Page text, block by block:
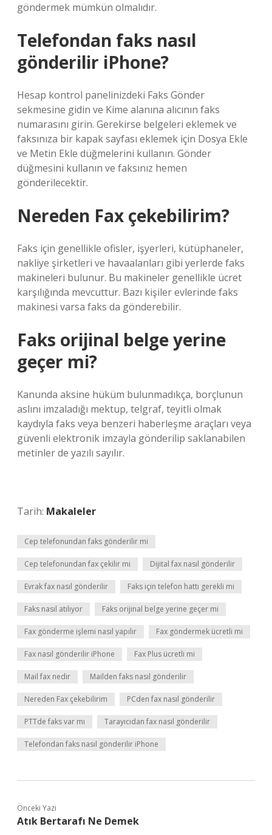
göndermek mümkün olmalıdır.
Telefondan faks nasıl
gönderilir iPhone?
Hesap kontrol panelinizdeki Faks Gönder
sekmesine gidin ve Kime alanına alıcının faks
numarasını girin. Gerekirse belgeleri eklemek ve
faksınıza bir kapak sayfası eklemek için Dosya Ekle
ve Metin Ekle düğmelerini kullanın. Gönder
düğmesini kullanın ve faksınız hemen
gönderilecektir.
Nereden Fax çekebilirim?
Faks için genellikle ofisler, işyerleri, kütüphaneler,
nakliye şirketleri ve havaalanları gibi yerlerde faks
makineleri bulunur. Bu makineler genellikle ücret
karşılığında mevcuttur. Bazı kişiler evlerinde faks
makinesi varsa faks da gönderebilir.
Faks orijinal belge yerine
geçer mi?
Kanunda aksine hüküm bulunmadıkça, borçlunun
aslını imzaladığı mektup, telgraf, teyitli olmak
kaydıyla faks veya benzeri haberleşme araçları veya
güvenli elektronik imzayla gönderilip saklanabilen
metinler de yazılı sayılır.
Tarih: Makaleler
Cep telefonundan faks gönderilir mi
Cep telefonundan fax çekilir mi Dijital fax nasıl gönderilir
Evrak fax nasıl gönderilir Faks için telefon hattı gerekli mi
Faks nasıl atılıyor Faks orijinal belge yerine geçer mi
Fax gönderme işlemi nasıl yapılır Fax göndermek ücretli mi
Fax nasıl gönderilir iPhone Fax Plus ücretli mi
Mail fax nedir Mailden faks nasıl gönderilir
Nereden Fax çekebilirim PCden fax nasıl gönderilir
PTTde faks var mı Tarayıcıdan fax nasıl gönderilir
Telefondan faks nasıl gönderilir iPhone
Önceki Yazı
Atık Bertarafı Ne Demek